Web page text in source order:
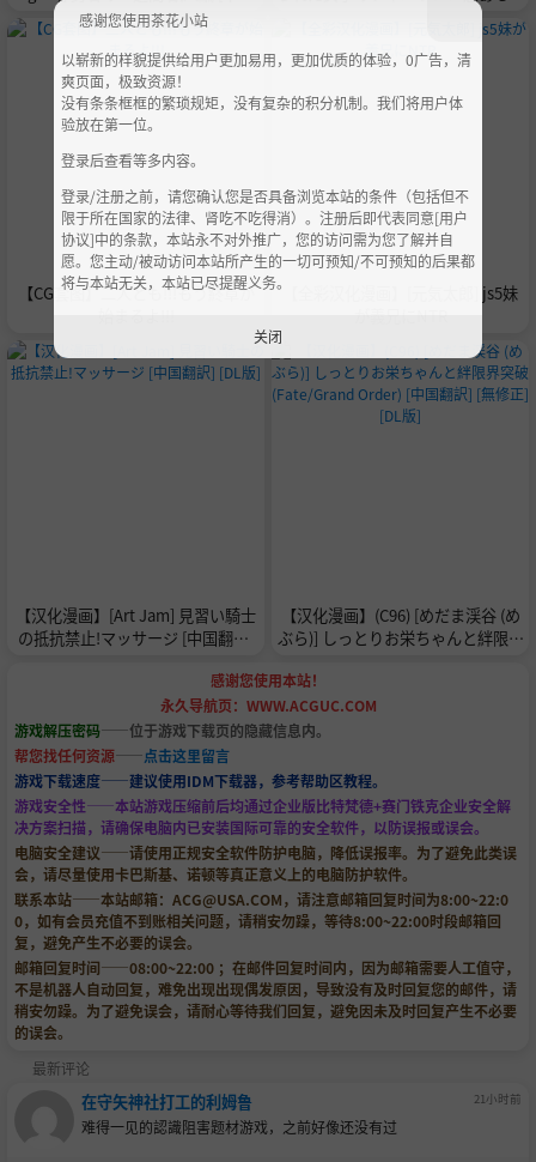
翻訳]
【CG套图】二人とも!!!もう終章が
【全彩汉化漫画】[元気太郎] js5妹
【汉化漫画】[Art Jam] 見習い騎士
の抵抗禁止!マッサージ [中国翻訳]
【汉化漫画】(C96) [めだま渓谷 (め
ぶら)] しっとりお栄ちゃんと絆限界
感谢您使用本站！
永久导航页：WWW.ACGUC.COM
游戏解压密码——位于游戏下载页的隐藏信息内。
帮您找任何资源——点击这里留言
游戏下载速度——建议使用IDM下载器，参考帮助区教程。
游戏安全性——本站游戏压缩前后均通过企业版比特梵德+赛门铁克企业安全解
决方案扫描，请确保电脑内已安装国际可靠的安全软件，以防误报或误会。
电脑安全建议——请使用正规安全软件防护电脑，降低误报率。为了避免此类误
会，请尽量使用卡巴斯基、诺顿等真正意义上的电脑防护软件。
联系本站——本站邮箱： ACG@USA.COM，请注意邮箱回复时间为8:00~22:0
0，如有会员充值不到账相关问题，请稍安勿躁，等待8:00~22:00时段邮箱回
复，避免产生不必要的误会。
邮箱回复时间——08:00~22:00 ；在邮件回复时间内，因为邮箱需要人工值守，
不是机器人自动回复，难免出现出现偶发原因，导致没有及时回复您的邮件，请
稍安勿躁。为了避免误会，请耐心等待我们回复，避免因未及时回复产生不必要
的误会。
最新评论
在守矢神社打工的利姆鲁 21小时前
难得一见的認識阻害题材游戏，之前好像还没有过
感谢您使用茶花小站
以崭新的样貌提供给用户更加易用，更加优质的体验，0广告，清
爽页面，极致资源！
没有条条框框的繁琐规矩，没有复杂的积分机制。我们将用户体
验放在第一位。
登录后查看等多内容。
登录/注册之前，请您确认您是否具备浏览本站的条件（包括但不
限于所在国家的法律、肾吃不吃得消）。注册后即代表同意[用户
协议]中的条款，本站永不对外推广，您的访问需为您了解并自
愿。您主动/被动访问本站所产生的一切可预知/不可预知的后果都
将与本站无关，本站已尽提醒义务。
关闭